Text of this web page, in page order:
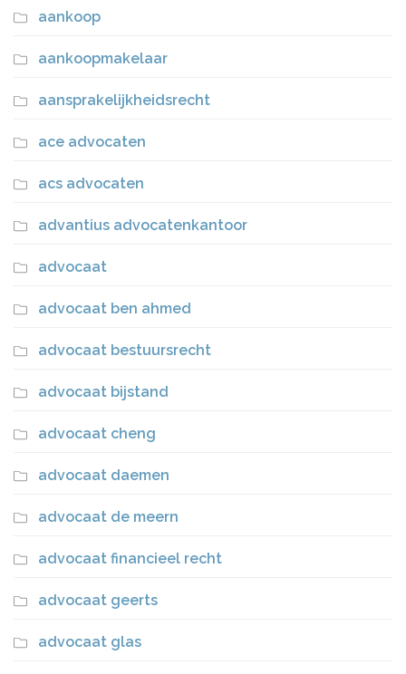
aankoop
aankoopmakelaar
aansprakelijkheidsrecht
ace advocaten
acs advocaten
advantius advocatenkantoor
advocaat
advocaat ben ahmed
advocaat bestuursrecht
advocaat bijstand
advocaat cheng
advocaat daemen
advocaat de meern
advocaat financieel recht
advocaat geerts
advocaat glas